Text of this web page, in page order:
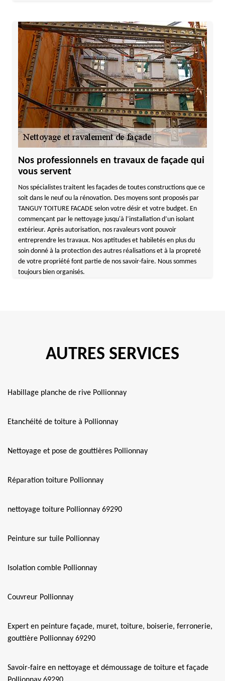
Nos professionnels en travaux de façade qui
vous servent
Nos spécialistes traitent les façades de toutes constructions que ce
soit dans le neuf ou la rénovation. Des moyens sont proposés par
TANGUY TOITURE FACADE selon votre désir et votre budget. En
commençant par le nettoyage jusqu'à l’installation d’un isolant
extérieur. Après autorisation, nos ravaleurs vont pouvoir
entreprendre les travaux. Nos aptitudes et habiletés en plus du
soin donné à la protection des autres réalisations et à la propreté
de votre propriété font partie de nos savoir-faire. Nous sommes
toujours bien organisés.
AUTRES SERVICES
Habillage planche de rive Pollionnay
Etanchéité de toiture à Pollionnay
Nettoyage et pose de gouttières Pollionnay
Réparation toiture Pollionnay
nettoyage toiture Pollionnay 69290
Peinture sur tuile Pollionnay
Isolation comble Pollionnay
Couvreur Pollionnay
Expert en peinture façade, muret, toiture, boiserie, ferronerie,
gouttière Pollionnay 69290
Savoir-faire en nettoyage et démoussage de toiture et façade